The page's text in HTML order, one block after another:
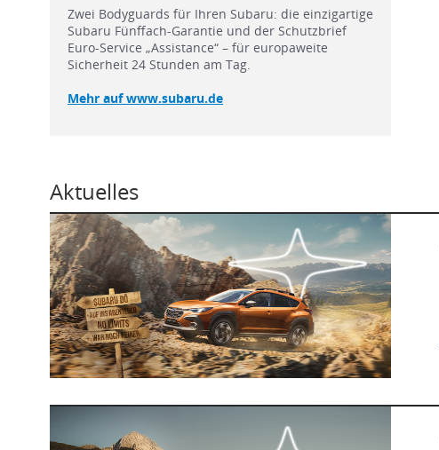
Zwei Bodyguards für Ihren Subaru: die einzigartige
Subaru Fünffach-Garantie und der Schutzbrief
Euro-Service „Assistance“ – für europaweite
Sicherheit 24 Stunden am Tag.
Mehr auf www.subaru.de
Aktuelles